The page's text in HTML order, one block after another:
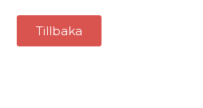
Tillbaka